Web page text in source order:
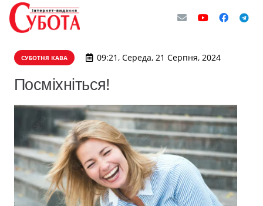
СУБОТНЯ КАВА 09:21, Середа, 21 Серпня, 2024
Посміхніться!